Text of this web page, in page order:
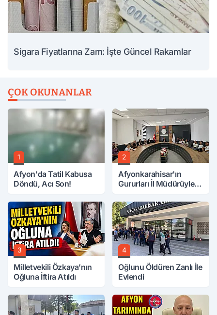
Sigara Fiyatlarına Zam: İşte Güncel Rakamlar
ÇOK OKUNANLAR
1
Afyon'da Tatil Kabusa
Döndü, Acı Son!
2
Afyonkarahisar'ın
Gururları İl Müdürüyle
3
Milletvekili Özkaya’nın
Oğluna İftira Atıldı
4
Oğlunu Öldüren Zanlı İle
Evlendi